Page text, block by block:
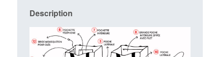
Description